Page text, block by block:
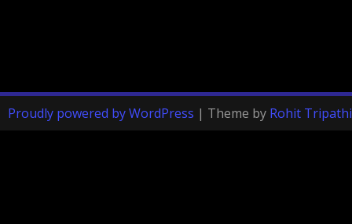
Proudly powered by WordPress | Theme by Rohit Tripathi